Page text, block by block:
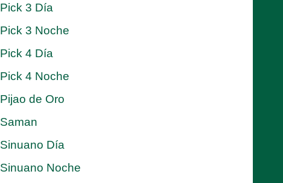
Pick 3 Día
Pick 3 Noche
Pick 4 Día
Pick 4 Noche
Pijao de Oro
Saman
Sinuano Día
Sinuano Noche